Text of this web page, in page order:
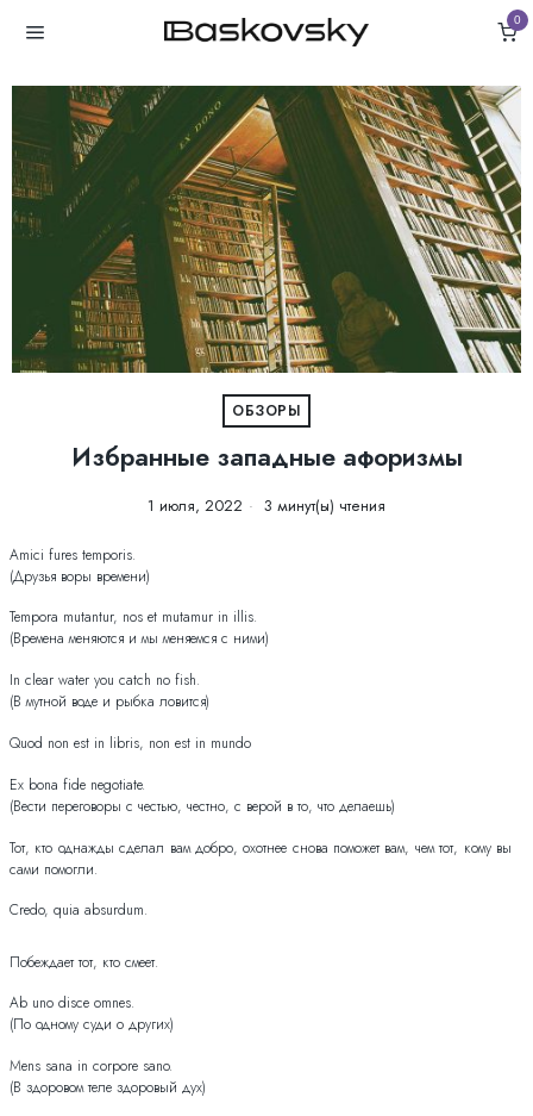
0
ОБЗОРЫ
Избранные западные афоризмы
1 июля, 2022 3 минут(ы) чтения
Amici fures temporis.
(Друзья воры времени)
Tempora mutantur, nos et mutamur in illis.
(Времена меняются и мы меняемся с ними)
In clear water you catch no fish.
(В мутной воде и рыбка ловится)
Quod non est in libris, non est in mundo
Ex bona fide negotiate.
(Вести переговоры с честью, честно, с верой в то, что делаешь)
Тот, кто однажды сделал вам добро, охотнее снова поможет вам, чем тот, кому вы
сами помогли.
Credo, quia absurdum.
Побеждает тот, кто смеет.
Ab uno disce omnes.
(По одному суди о других)
Mens sana in corpore sano.
(В здоровом теле здоровый дух)